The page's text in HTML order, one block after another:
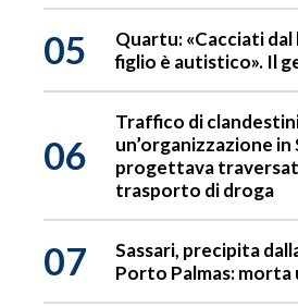
05
Quartu: «Cacciati
figlio è autistico». Il
06
Traffico di
un’organizzazione in
progettava
trasporto di droga
07
Sassari, precipita
Porto Palmas: morta